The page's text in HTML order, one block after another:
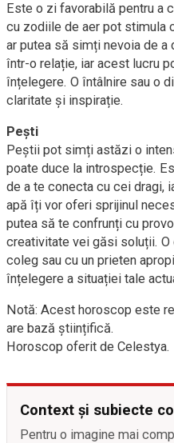
Este o zi favorabilă pentru a
cu zodiile de aer pot stimula
ar putea să simți nevoia de
într-o relație, iar acest lucru
înțelegere. O întâlnire sau o
claritate și inspirație.
Pești
Peștii pot simți astăzi o
poate duce la introspecție.
de a te conecta cu cei dragi,
apă îți vor oferi sprijinul
putea să te confrunți cu
creativitate vei găsi soluții.
coleg sau cu un prieten
înțelegere a situației tale
Notă: Acest horoscop este
are bază științifică.
Horoscop oferit de Celestya.
Context și subiecte
Pentru o imagine mai